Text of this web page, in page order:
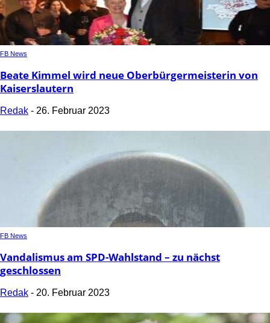
FB News
Beate Kimmel wird neue Oberbürgermeisterin von
Kaiserslautern
Redak - 26. Februar 2023
FB News
Vandalismus am SPD-Wahlstand – zu nächst
geschlossen
Redak - 20. Februar 2023